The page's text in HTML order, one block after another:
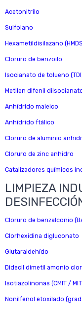
Acetonitrilo
Sulfolano
Hexametildisilazano
Cloruro de benzoilo
Isocianato de tolueno
Metilen difenil
Anhídrido maleico
Anhídrido ftálico
Cloruro de aluminio
Cloruro de zinc anhidro
Catalizadores químicos
LIMPIEZA
Cloruro de benzalconio
Clorhexidina digluconato
Glutaraldehído
Didecil dimetil amonio
Isotiazolinonas (CMIT /
Nonilfenol etoxilado